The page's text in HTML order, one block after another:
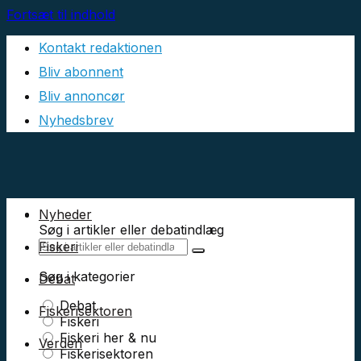
Fortsæt til indhold
Kontakt redaktionen
Bliv abonnent
Bliv annoncør
Nyhedsbrev
Søg i artikler eller debatindlæg
Søg i kategorier
Debat
Fiskeri
Fiskeri her & nu
Fiskerisektoren
Nyheder
Fiskeri
Debat
Fiskerisektoren
Verden